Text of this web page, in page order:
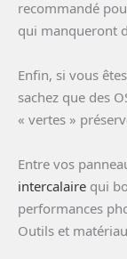
recommandé
qui manqueront
Enfin, si vous
sachez que des
« vertes »
Entre vos
intercalaire qui
performances
Outils et